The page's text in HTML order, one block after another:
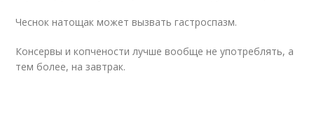
Чеснок натощак может вызвать гастроспазм.
Консервы и копчености лучше вообще не употреблять, а
тем более, на завтрак.